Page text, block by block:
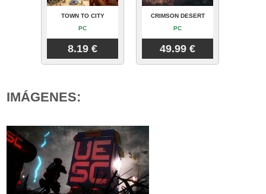
TOWN TO CITY
PC
8.19 €
CRIMSON DESERT
PC
49.99 €
IMÁGENES: